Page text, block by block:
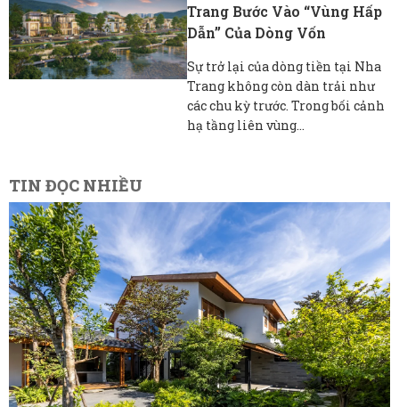
Trang Bước Vào “vùng Hấp
Dẫn” Của Dòng Vốn
Sự trở lại của dòng tiền tại Nha
Trang không còn dàn trải như
các chu kỳ trước. Trong bối cảnh
hạ tầng liên vùng...
TIN ĐỌC NHIỀU